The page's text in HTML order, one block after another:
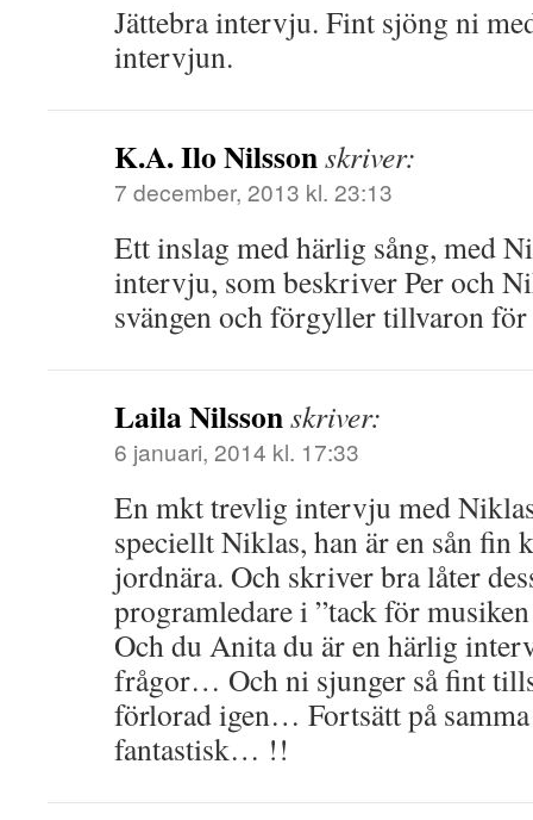
Jättebra intervju. Fint sjöng ni
intervjun.
K.A. Ilo Nilssonskriver:
7 december, 2013 kl. 23:13
Ett inslag med härlig sång, med
intervju, som beskriver Per och
svängen och förgyller tillvaron
Laila Nilssonskriver:
6 januari, 2014 kl. 17:33
En mkt trevlig intervju med
speciellt Niklas, han är en sån
jordnära. Och skriver bra låter
programledare i ”tack för
Och du Anita du är en härlig
frågor… Och ni sjunger så fint
förlorad igen… Fortsätt på
fantastisk… !!